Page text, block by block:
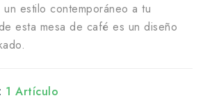
estilo contemporáneo a tu
esta mesa de café es un diseño
1 Artículo